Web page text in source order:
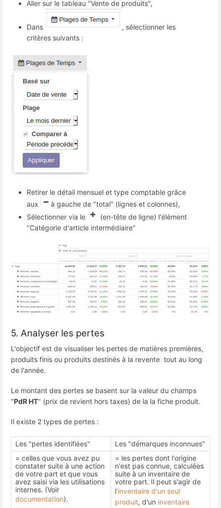
Aller sur le tableau "Vente de produits",
Dans
, sélectionner les
critères suivants :
Retirer le détail mensuel et type comptable grâce
aux
à gauche de "total" (lignes et colonnes),
Sélectionner via le
(en-tête de ligne) l'élément
"Catégorie d'article intermédiaire"
5. Analyser les pertes
L'objectif est de visualiser les pertes de matières premières,
produits finis ou produits destinés à la revente tout au long
de l'année.
Le montant des pertes se basent sur la valeur du champs
"PdR HT" (prix de revient hors taxes) de la la fiche produit.
Il existe 2 types de pertes :
Les "pertes identifiées"
Les "démarques inconnues"
= celles que vous avez pu
constater suite à une action
de votre part et que vous
avez saisi via les utilisations
internes. (Voir
documentation).
= les pertes dont l'origine
n'est pas connue, calculées
suite à un inventaire de
votre part. Il peut s'agir de
l'inventaire d'un seul
produit, d'un inventaire